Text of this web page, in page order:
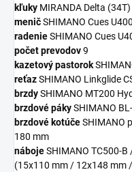
kľuky MIRANDA Delta
meničSHIMANO Cues
radenieSHIMANO Cues
počet prevodov9
kazetový pastorok
reťazSHIMANO Linkglide
brzdySHIMANO MT200
brzdové pákySHIMANO
brzdové kotúčeSHIMANO
180 mm
nábojeSHIMANO TC500-B
(15x110 mm / 12x148 mm